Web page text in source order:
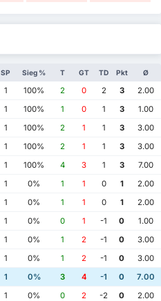
SP Sieg % T GT TD Pkt Ø
1 100% 2 0 2 3
2.00
1 100% 1 0 1 3
1.00
1 100% 2 1 1 3
3.00
1 100% 2 1 1 3
3.00
1 100% 4 3 1 3
7.00
1 0% 1 1 0 1
2.00
1 0% 1 1 0 1
2.00
1 0% 0 1 -1 0
1.00
1 0% 1 2 -1 0
3.00
1 0% 1 2 -1 0
3.00
1 0% 3 4 -1 0
7.00
1 0% 0 2 -2 0 2.00